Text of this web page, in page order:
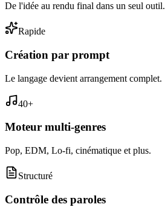
De l'idée au rendu final dans un seul outil.
Rapide
Création par prompt
Le langage devient arrangement complet.
40+
Moteur multi-genres
Pop, EDM, Lo-fi, cinématique et plus.
Structuré
Contrôle des paroles